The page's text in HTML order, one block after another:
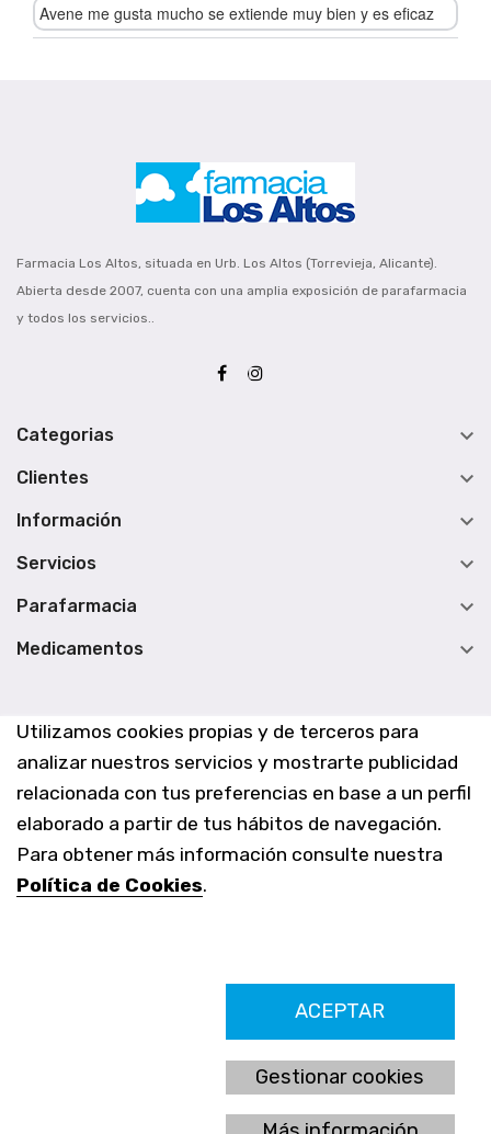
Utilizamos cookies propias y de terceros para
analizar nuestros servicios y mostrarte publicidad
relacionada con tus preferencias en base a un perfil
elaborado a partir de tus hábitos de navegación.
Para obtener más información consulte nuestra
Política de Cookies.
ACEPTAR
Gestionar cookies
Avene me gusta mucho se extiende muy bien y es eficaz
Farmacia Los Altos, situada en Urb. Los Altos (Torrevieja, Alicante).
Abierta desde 2007, cuenta con una amplia exposición de parafarmacia
y todos los servicios..
Categorias 
Clientes 
Información 
Servicios 
Parafarmacia 
Medicamentos 
Farmacia Los Altos nº756
Ldo. Alfredo Aparicio Grau 22555408K
N. Col. Colegio Oficial de Farmacéuticos de Alicante 4327
Nº de autorización A-790-F
C/ Moncayo, 97 (Vistalmar) Urb. Los Altos
03185 Torrevieja, Alicante (España)